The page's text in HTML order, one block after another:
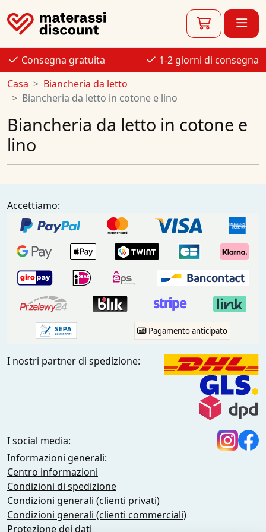
Consegna gratuita
1-2 giorni di consegna
Casa
Biancheria da letto
Biancheria da letto in cotone e lino
Biancheria da letto in cotone e
lino
Accettiamo:
Pagamento anticipato
I nostri partner di spedizione:
I social media:
Informazioni generali:
Centro informazioni
Condizioni di spedizione
Condizioni generali (clienti privati)
Condizioni generali (clienti commerciali)
Protezione dei dati